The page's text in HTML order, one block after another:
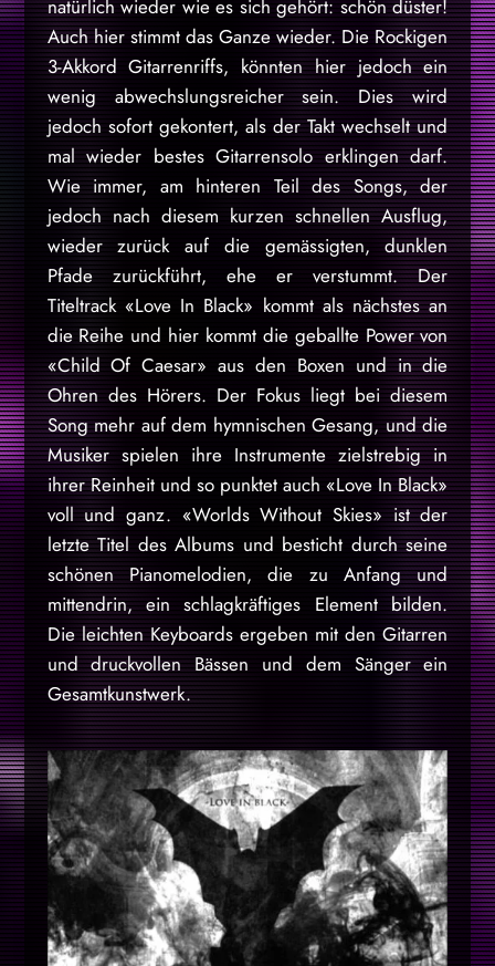
natürlich wieder wie es sich gehört: schön düster!
Auch hier stimmt das Ganze wieder. Die Rockigen
3-Akkord Gitarrenriffs, könnten hier jedoch ein
wenig abwechslungsreicher sein. Dies wird
jedoch sofort gekontert, als der Takt wechselt und
mal wieder bestes Gitarrensolo erklingen darf.
Wie immer, am hinteren Teil des Songs, der
jedoch nach diesem kurzen schnellen Ausflug,
wieder zurück auf die gemässigten, dunklen
Pfade zurückführt, ehe er verstummt. Der
Titeltrack «Love In Black» kommt als nächstes an
die Reihe und hier kommt die geballte Power von
«Child Of Caesar» aus den Boxen und in die
Ohren des Hörers. Der Fokus liegt bei diesem
Song mehr auf dem hymnischen Gesang, und die
Musiker spielen ihre Instrumente zielstrebig in
ihrer Reinheit und so punktet auch «Love In Black»
voll und ganz. «Worlds Without Skies» ist der
letzte Titel des Albums und besticht durch seine
schönen Pianomelodien, die zu Anfang und
mittendrin, ein schlagkräftiges Element bilden.
Die leichten Keyboards ergeben mit den Gitarren
und druckvollen Bässen und dem Sänger ein
Gesamtkunstwerk.